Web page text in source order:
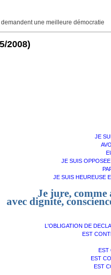
une meilleure démocratie
2008)
JE
JE SUIS
JE SUIS HEUREUSE
Je jure, comme
avec dignité,
L'OBLIGATION DE
EST
EST
EST